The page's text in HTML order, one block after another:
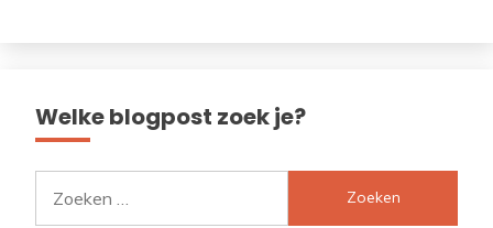
Welke blogpost zoek je?
naar: